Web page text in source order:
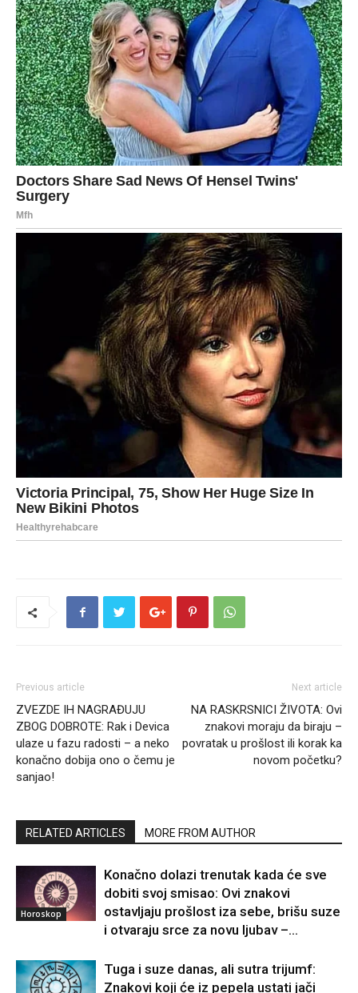
Previous article
ZVEZDE IH NAGRAĐUJU
ZBOG DOBROTE: Rak i Devica
ulaze u fazu radosti – a neko
konačno dobija ono o čemu je
sanjao!
Next article
NA RASKRSNICI ŽIVOTA: Ovi
znakovi moraju da biraju –
povratak u prošlost ili korak ka
novom početku?
RELATED ARTICLES MORE FROM AUTHOR
Horoskop
Konačno dolazi trenutak kada će sve
dobiti svoj smisao: Ovi znakovi
ostavljaju prošlost iza sebe, brišu suze
i otvaraju srce za novu ljubav –...
Tuga i suze danas, ali sutra trijumf:
Znakovi koji će iz pepela ustati jači